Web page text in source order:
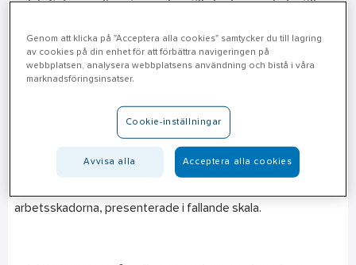
kontroll över handverktyg samt fordon och transportmedel.
2018 rapporterades cirka 90 arbetsolyckor per dag som ledde
på svenska arbetsplatser. Cirka 170 arbetsolyckor per dag
rapporterades som inte ledde till sjukfrånvaro.
En del faror är uppenbara - andra tänker en inte på förrän
arbetsskadorna, presenterade i fallande skala.
Genom att klicka på "Acceptera alla cookies" samtycker du till lagring
av cookies på din enhet för att förbättra navigeringen på
webbplatsen, analysera webbplatsens användning och bistå i våra
marknadsföringsinsatser.
Cookie-inställningar
Avvisa alla Acceptera alla cookies